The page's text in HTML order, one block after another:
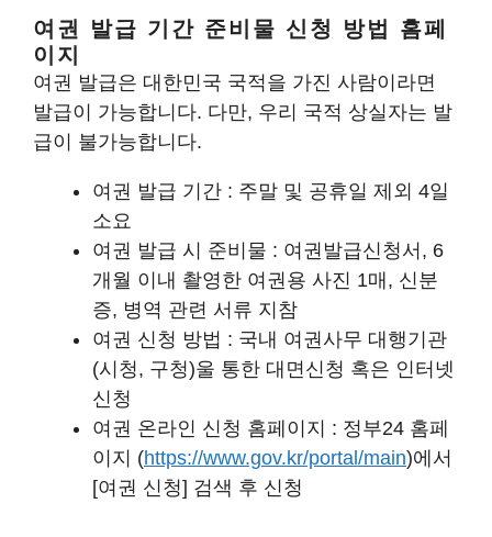
여권 발급 기간 준비물 신청 방법 홈페
이지
여권 발급은 대한민국 국적을 가진 사람이라면
발급이 가능합니다. 다만, 우리 국적 상실자는 발
급이 불가능합니다.
여권 발급 기간 : 주말 및 공휴일 제외 4일
소요
여권 발급 시 준비물 : 여권발급신청서, 6
개월 이내 촬영한 여권용 사진 1매, 신분
증, 병역 관련 서류 지참
여권 신청 방법 : 국내 여권사무 대행기관
(시청, 구청)울 통한 대면신청 혹은 인터넷
신청
여권 온라인 신청 홈페이지 : 정부24 홈페
이지 (https://www.gov.kr/portal/main)에서
[여권 신청] 검색 후 신청